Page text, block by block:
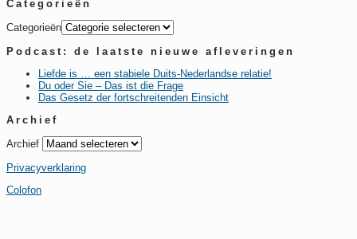
Categorieën
Categorieën
Podcast: de laatste nieuwe afleveringen
Liefde is … een stabiele Duits-Nederlandse relatie!
Du oder Sie – Das ist die Frage
Das Gesetz der fortschreitenden Einsicht
Archief
Archief
Privacyverklaring
Colofon